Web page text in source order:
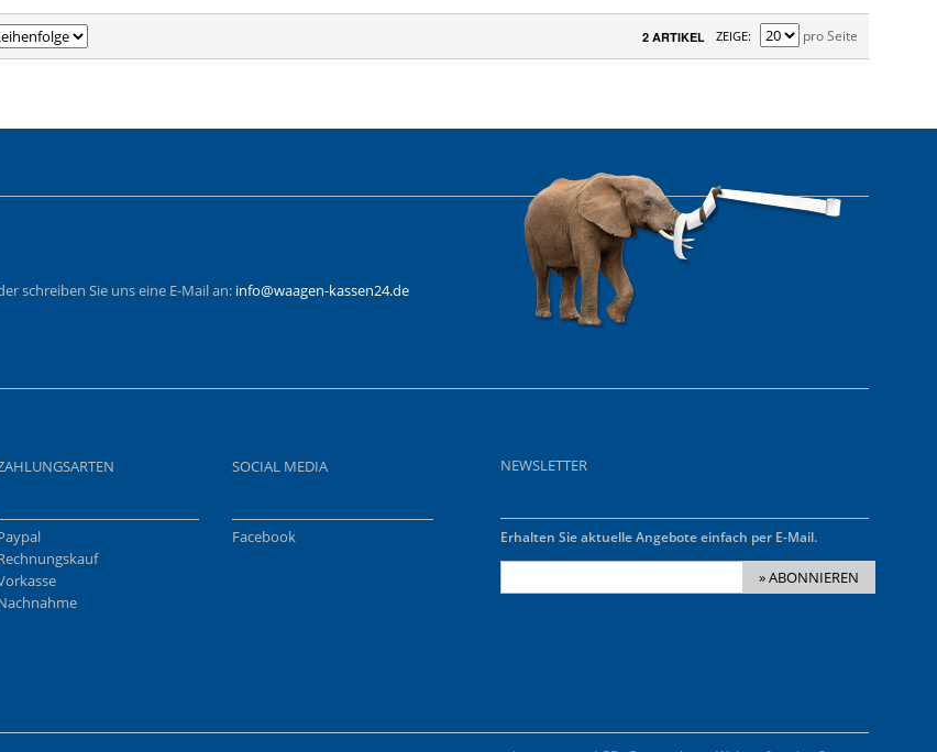
2 ARTIKEL ZEIGE pro Seite
schreiben Sie uns eine E-Mail an: info@waagen-kassen24.de
SOCIAL MEDIA
Facebook
NEWSLETTER
Erhalten Sie aktuelle Angebote einfach per E-Mail.
» ABONNIEREN